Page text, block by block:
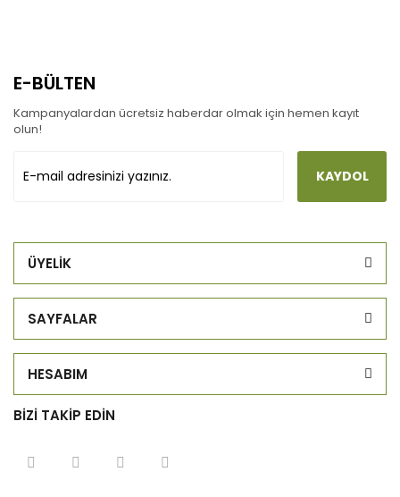
E-BÜLTEN
Kampanyalardan ücretsiz haberdar olmak için hemen kayıt
olun!
KAYDOL
ÜYELİK
SAYFALAR
HESABIM
BİZİ TAKİP EDİN